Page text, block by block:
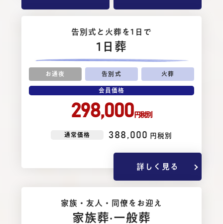
告別式と⽕葬を1⽇で
1日葬
お通夜 告別式 火葬
会員価格
298,000円税別
通常価格 388,000 円税別
詳しく見る
家族・友⼈・同僚をお迎え
家族葬·一般葬